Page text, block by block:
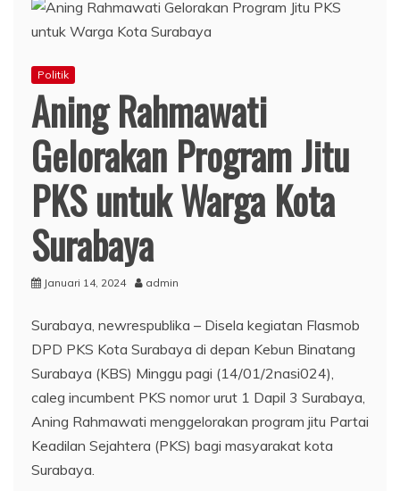
Politik
Aning Rahmawati
Gelorakan Program Jitu
PKS untuk Warga Kota
Surabaya
Januari 14, 2024 admin
Surabaya, newrespublika – Disela kegiatan Flasmob
DPD PKS Kota Surabaya di depan Kebun Binatang
Surabaya (KBS) Minggu pagi (14/01/2nasi024),
caleg incumbent PKS nomor urut 1 Dapil 3 Surabaya,
Aning Rahmawati menggelorakan program jitu Partai
Keadilan Sejahtera (PKS) bagi masyarakat kota
Surabaya.